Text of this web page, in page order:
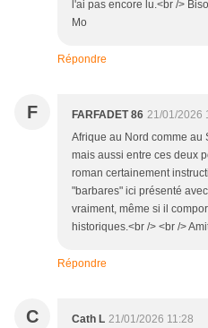
l'ai pas encore lu.<br />
Mo
Répondre
F FARFADET 86 21/01/2026
Afrique au Nord comme au
mais aussi entre ces deux
roman certainement
"barbares" ici présenté
vraiment, même si il
historiques.<br /> <br />
Répondre
C Cath L 21/01/2026 11:28